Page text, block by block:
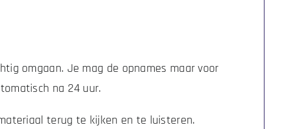
omgaan. Je mag de opnames maar voor
na 24 uur.
terug te kijken en te luisteren.